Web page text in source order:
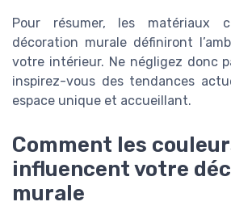
Pour résumer, les matériaux
décoration murale définiront
votre intérieur. Ne négligez donc
inspirez-vous des tendances
espace unique et accueillant.
Comment les
influencent votre
murale